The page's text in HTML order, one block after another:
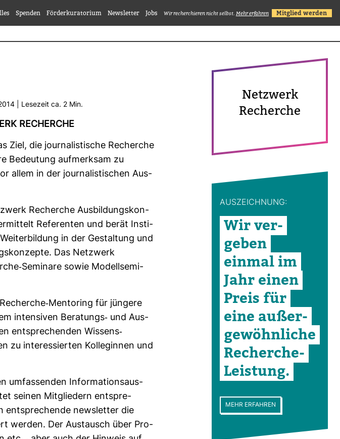
Spenden Förderkuratorium Newsletter Jobs Wir recherchieren nicht selbst. Mehr erfahren Mitglied werden
| Lese­zeit ca. 2 Min.
RECHERCHE
Ziel, die jour­na­lis­ti­sche Recherche
Bedeu­tung auf­merksam zu
allem in der jour­na­lis­ti­schen Aus­
Recherche Aus­bil­dungs­kon­
Refe­renten und berät Insti­
in der Gestal­tung und
Das Netz­werk
​Semi­nare sowie Modell­se­mi­
​Men­to­ring für jün­gere
inten­siven Bera­tungs-​ und Aus­
ent­spre­chenden Wis­sens-​
zu inter­es­sierten Kol­le­ginnen und
umfas­senden Infor­ma­ti­ons­aus­
seinen Mit­glie­dern ent­spre­
ent­spre­chende news­letter die
werden. Der Aus­tausch über Pro­
Netz­werk
Recherche
AUS­ZEICH­NUNG:
Wir ver­
geben
einmal im
Jahr einen
Preis für
eine außer­
ge­wöhn­liche
Recherche-​
Leis­tung.
MEHR ERFAHREN